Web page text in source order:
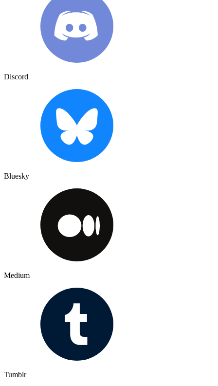
Discord
Bluesky
Medium
Tumblr